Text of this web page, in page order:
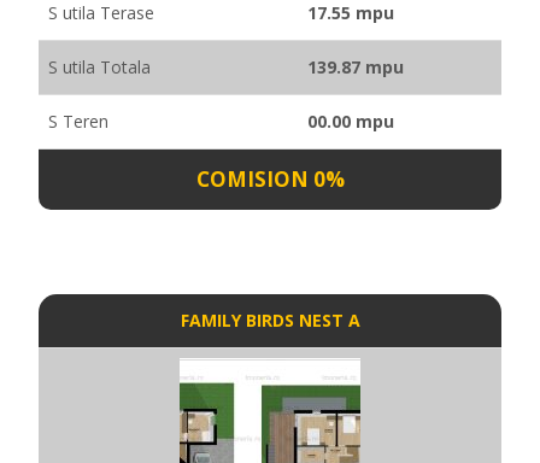
S utila Terase 17.55 mpu
S utila Totala 139.87 mpu
S Teren 00.00 mpu
COMISION 0%
FAMILY BIRDS NEST A